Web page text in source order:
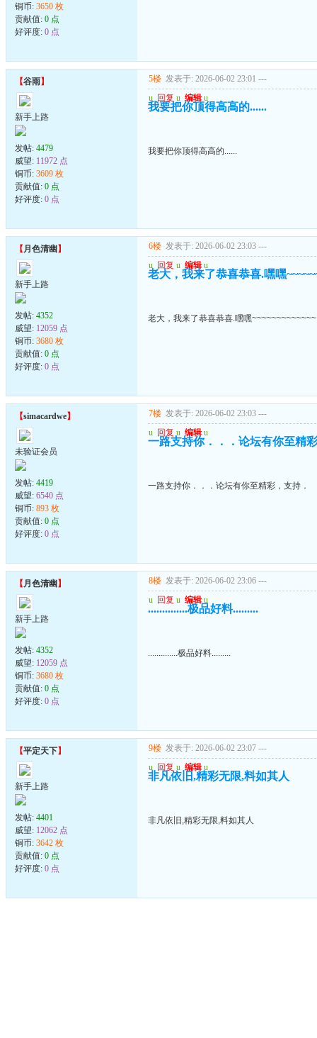
铜币: 3650 枚
贡献值: 0 点
好评度: 0 点
【谷雨】
新手上路
发帖: 4479
威望: 11972 点
铜币: 3609 枚
贡献值: 0 点
好评度: 0 点
5楼 发表于: 2026-06-02 23:01 ---
u 回复 u 编辑 u
我要把你顶得高高的......
我要把你顶得高高的......
【月色清幽 】
新手上路
发帖: 4352
威望: 12059 点
铜币: 3680 枚
贡献值: 0 点
好评度: 0 点
6楼 发表于: 2026-06-02 23:03 ---
u 回复 u 编辑 u
老大，我来了恭喜恭喜.嘿嘿
老大，我来了恭喜恭喜.嘿嘿~~~~~~~~~~~~~
【simacardwe】
未验证会员
发帖: 4419
威望: 6540 点
铜币: 893 枚
贡献值: 0 点
好评度: 0 点
7楼 发表于: 2026-06-02 23:03 ---
u 回复 u 编辑 u
一路支持你．．．论坛有你至精
一路支持你．．．论坛有你至精彩，支持．
【月色清幽 】
新手上路
发帖: 4352
威望: 12059 点
铜币: 3680 枚
贡献值: 0 点
好评度: 0 点
8楼 发表于: 2026-06-02 23:06 ---
u 回复 u 编辑 u
..............极品好料.........
..............极品好料.........
【平定天下】
新手上路
发帖: 4401
威望: 12062 点
铜币: 3642 枚
贡献值: 0 点
好评度: 0 点
9楼 发表于: 2026-06-02 23:07 ---
u 回复 u 编辑 u
非凡依旧,精彩无限,料如其人
非凡依旧,精彩无限,料如其人